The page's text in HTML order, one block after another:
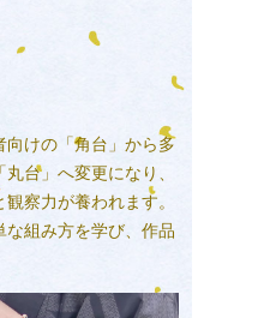
向けの「角台」から多
台」へ変更になり、
察力が養われます。
な組み方を学び、作品